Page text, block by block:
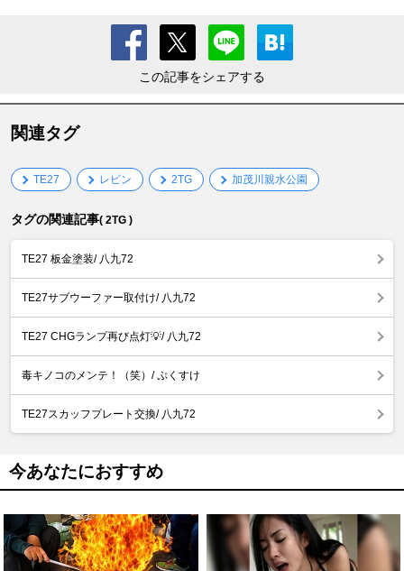
この記事をシェアする
関連タグ
TE27 レビン 2TG 加茂川親水公園
タグの関連記事( 2TG )
TE27 板金塗装/ 八九72
TE27サブウーファー取付け/ 八九72
TE27 CHGランプ再び点灯💡/ 八九72
毒キノコのメンテ！（笑）/ ぷくすけ
TE27スカッフプレート交換/ 八九72
今あなたにおすすめ